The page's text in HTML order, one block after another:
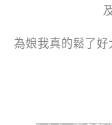
為娘我真的鬆了